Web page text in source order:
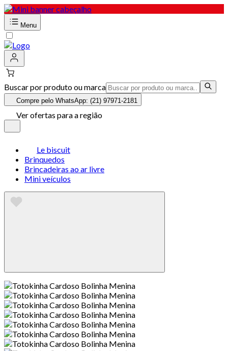
Menu
Buscar por produto ou marca
Compre pelo WhatsApp: (21) 97971-2181
Ver ofertas para a região
Le biscuit
Brinquedos
Brincadeiras ao ar livre
Mini veículos